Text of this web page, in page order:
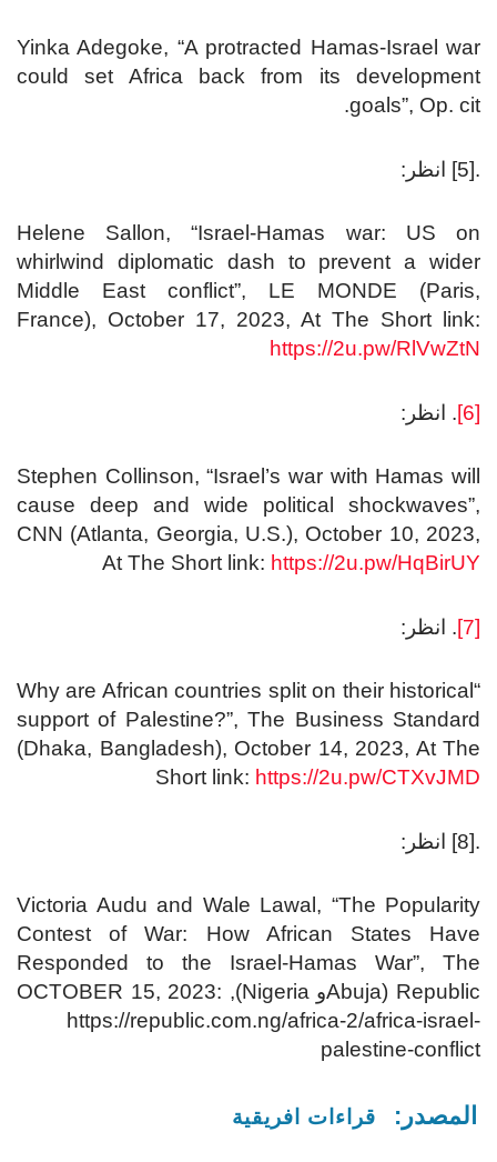
Yinka Adegoke, “A protracted Hamas-Israel war
could set Africa back from its development
goals”, Op. cit.
Helene Sallon, “Israel-Hamas war: US on
whirlwind diplomatic dash to prevent a wider
Middle East conflict”, LE MONDE (Paris,
France), October 17, 2023, At The Short link:
https://2u.pw/RlVwZtN
. انظر:
Stephen Collinson, “Israel’s war with Hamas will
cause deep and wide political shockwaves”,
CNN (Atlanta, Georgia, U.S.), October 10, 2023,
At The Short link:https://2u.pw/HqBirUY
. انظر:
“Why are African countries split on their historical
support of Palestine?”, The Business Standard
(Dhaka, Bangladesh), October 14, 2023, At The
Short link:https://2u.pw/CTXvJMD
Victoria Audu and Wale Lawal, “The Popularity
Contest of War: How African States Have
Responded to the Israel-Hamas War”, The
Republic (Abujaو Nigeria), OCTOBER 15, 2023:
https://republic.com.ng/africa-2/africa-israel-
palestine-conflict
المصدر: قراءات افريقية